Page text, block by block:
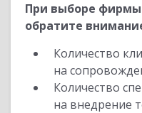
При выборе
обратите
Количество
на
Количество
на внедрение